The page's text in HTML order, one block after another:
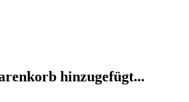
hinzugefügt...